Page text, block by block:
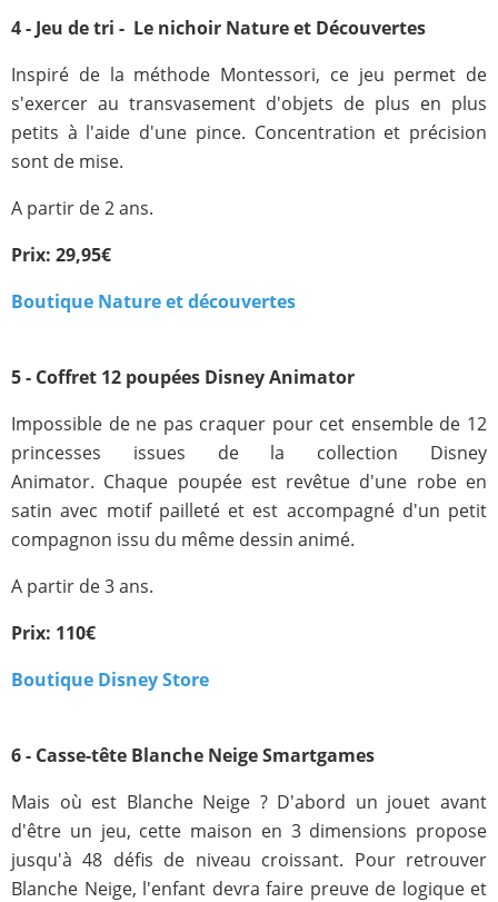
4 - Jeu de tri - Le nichoir Nature et Découvertes
Inspiré de la méthode Montessori, ce jeu permet de
s'exercer au transvasement d'objets de plus en plus
petits à l'aide d'une pince. Concentration et précision
sont de mise.
A partir de 2 ans.
Prix: 29,95€
Boutique Nature et découvertes
5 - Coffret 12 poupées Disney Animator
Impossible de ne pas craquer pour cet ensemble de 12
princesses issues de la collection Disney
Animator. Chaque poupée est revêtue d'une robe en
satin avec motif pailleté et est accompagné d'un petit
compagnon issu du même dessin animé.
A partir de 3 ans.
Prix: 110€
Boutique Disney Store
6 - Casse-tête Blanche Neige Smartgames
Mais où est Blanche Neige ? D'abord un jouet avant
d'être un jeu, cette maison en 3 dimensions propose
jusqu'à 48 défis de niveau croissant. Pour retrouver
Blanche Neige, l'enfant devra faire preuve de logique et